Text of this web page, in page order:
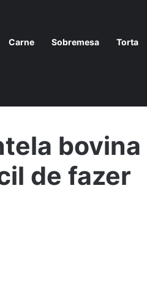
Carne Sobremesa Torta
bovina
de fazer